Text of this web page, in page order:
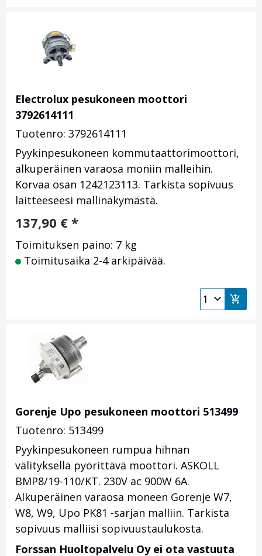
Electrolux pesukoneen moottori
3792614111
Tuotenro: 3792614111
Pyykinpesukoneen kommutaattorimoottori,
alkuperäinen varaosa moniin malleihin.
Korvaa osan 1242123113. Tarkista sopivuus
laitteeseesi mallinäkymästä.
137,90 € *
Toimituksen paino: 7 kg
Toimitusaika 2-4 arkipäivää.
Gorenje Upo pesukoneen moottori 513499
Tuotenro: 513499
Pyykinpesukoneen rumpua hihnan
välityksellä pyörittävä moottori. ASKOLL
BMP8/19-110/KT. 230V ac 900W 6A.
Alkuperäinen varaosa moneen Gorenje W7,
W8, W9, Upo PK81 -sarjan malliin. Tarkista
sopivuus malliisi sopivuustaulukosta.
Forssan Huoltopalvelu Oy ei ota vastuuta